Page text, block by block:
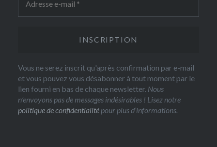
Vous ne serez inscrit qu'après confirmation par e-mail
et vous pouvez vous désabonner à tout moment par le
lien fourni en bas de chaque newsletter. Nous
n’envoyons pas de messages indésirables ! Lisez notre
politique de confidentialité pour plus d’informations.